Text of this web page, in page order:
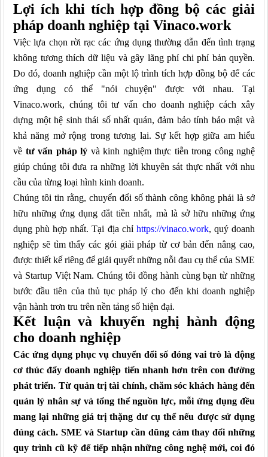
Lợi ích khi tích hợp đồng bộ các giải
pháp doanh nghiệp tại Vinaco.work
Việc lựa chọn rời rạc các ứng dụng thường dẫn đến tình trạng
không tương thích dữ liệu và gây lãng phí chi phí bản quyền.
Do đó, doanh nghiệp cần một lộ trình tích hợp đồng bộ để các
ứng dụng có thể "nói chuyện" được với nhau. Tại
Vinaco.work, chúng tôi tư vấn cho doanh nghiệp cách xây
dựng một hệ sinh thái số nhất quán, đảm bảo tính bảo mật và
khả năng mở rộng trong tương lai. Sự kết hợp giữa am hiểu
về tư vấn pháp lý và kinh nghiệm thực tiễn trong công nghệ
giúp chúng tôi đưa ra những lời khuyên sát thực nhất với nhu
cầu của từng loại hình kinh doanh.
Chúng tôi tin rằng, chuyển đổi số thành công không phải là sở
hữu những ứng dụng đắt tiền nhất, mà là sở hữu những ứng
dụng phù hợp nhất. Tại địa chỉ https://vinaco.work, quý doanh
nghiệp sẽ tìm thấy các gói giải pháp từ cơ bản đến nâng cao,
được thiết kế riêng để giải quyết những nỗi đau cụ thể của SME
và Startup Việt Nam. Chúng tôi đồng hành cùng bạn từ những
bước đầu tiên của thủ tục pháp lý cho đến khi doanh nghiệp
vận hành trơn tru trên nền tảng số hiện đại.
Kết luận và khuyến nghị hành động
cho doanh nghiệp
Các ứng dụng phục vụ chuyển đổi số đóng vai trò là động
cơ thúc đẩy doanh nghiệp tiến nhanh hơn trên con đường
phát triển. Từ quản trị tài chính, chăm sóc khách hàng đến
quản lý nhân sự và tổng thể nguồn lực, mỗi ứng dụng đều
mang lại những giá trị thặng dư cụ thể nếu được sử dụng
đúng cách. SME và Startup cần dũng cảm thay đổi những
quy trình cũ kỹ để tiếp nhận những công nghệ mới, coi đó